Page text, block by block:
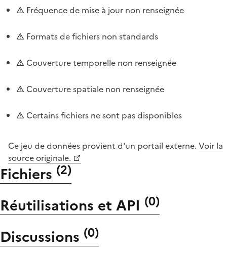
Fréquence de mise à jour non renseignée
Formats de fichiers non standards
Couverture temporelle non renseignée
Couverture spatiale non renseignée
Certains fichiers ne sont pas disponibles
Ce jeu de données provient d'un portail externe. Voir la
source originale.
Fichiers (2)
Réutilisations et API (0)
Discussions (0)